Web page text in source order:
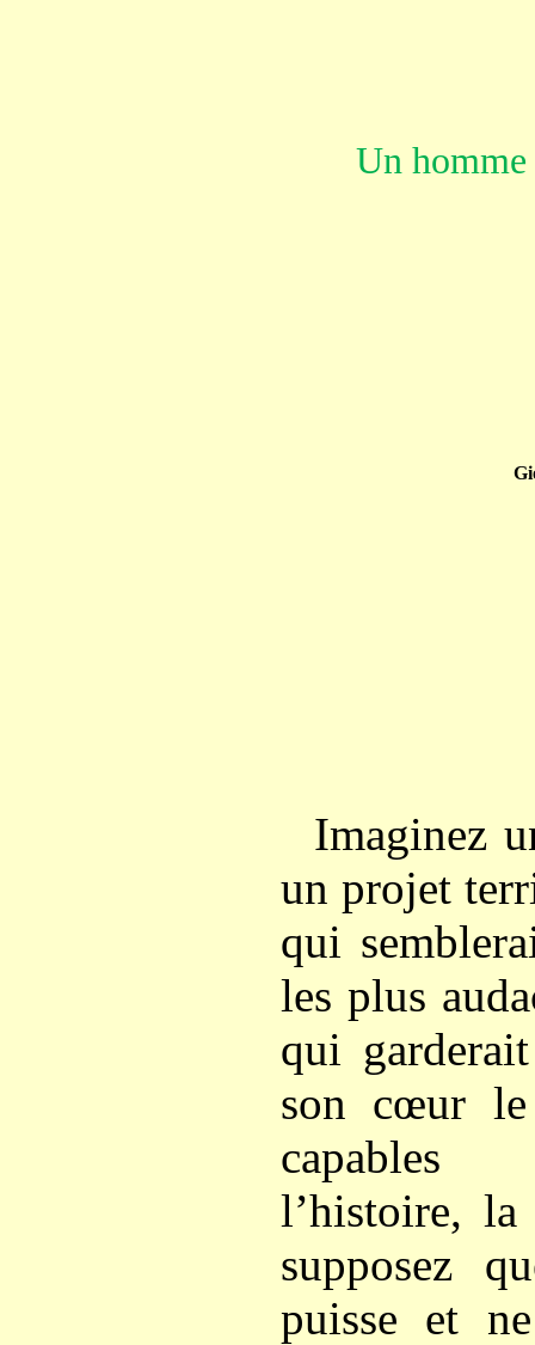
Un
Imaginez
un projet
qui
les plus
qui
son cœur le
capables
l’histoire,
supposez
puisse et